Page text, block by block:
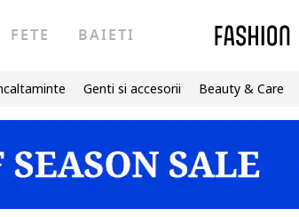
FETE BAIETI
Genti si accesorii Beauty & Care